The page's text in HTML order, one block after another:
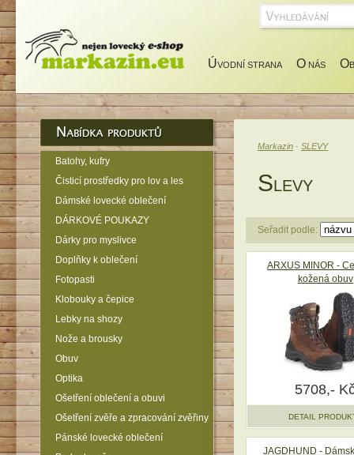
O
O NÁS
ÚVODNÍ STRANA
Markazin · SLEVY
SLEVY
Seřadit podle:
ARXUS MINOR -
kožená obuv
5708,-
DETAIL
JAGDHUND -
Batohy, kufry
Čisticí prostředky pro lov a les
Dámské lovecké oblečení
DÁRKOVÉ POUKAZY
Dárky pro myslivce
Doplňky k oblečení
Fotopasti
Klobouky a čepice
Lebky na shozy
Nože a brousky
Obuv
Optika
Ošetření oblečení a obuvi
Ošetření zvěře a zpracování zvěřiny
Pánské lovecké oblečení